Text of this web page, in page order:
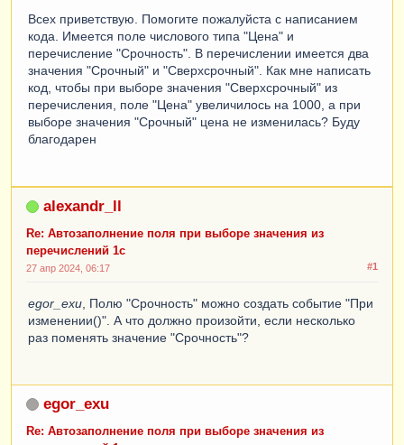
Всех приветствую. Помогите пожалуйста с написанием
кода. Имеется поле числового типа "Цена" и
перечисление "Срочность". В перечислении имеется два
значения "Срочный" и "Сверхсрочный". Как мне написать
код, чтобы при выборе значения "Сверхсрочный" из
перечисления, поле "Цена" увеличилось на 1000, а при
выборе значения "Срочный" цена не изменилась? Буду
благодарен
alexandr_ll
Re: Автозаполнение поля при выборе значения из
перечислений 1с
#1
27 апр 2024, 06:17
egor_exu , Полю "Срочность" можно создать событие "При
изменении()". А что должно произойти, если несколько
раз поменять значение "Срочность"?
egor_exu
Re: Автозаполнение поля при выборе значения из